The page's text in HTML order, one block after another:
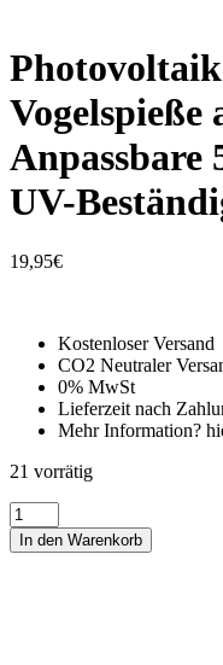
Vogelspieße
Anpassbare
UV-
19,95€
Kostenloser Versand
CO2 Neutraler
0% MwSt
Lieferzeit nach
Mehr Information?
21 vorrätig
Photovoltaik
Vogelschutz
–
In den Warenkorb